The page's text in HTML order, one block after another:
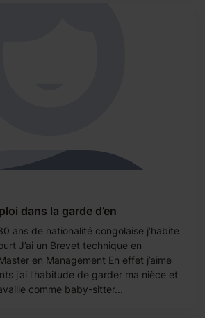
dans la garde d’en
ans de nationalité congolaise j’habite
J’ai un Brevet technique en
en Management En effet j’aime
j’ai l’habitude de garder ma nièce et
comme baby-sitter...